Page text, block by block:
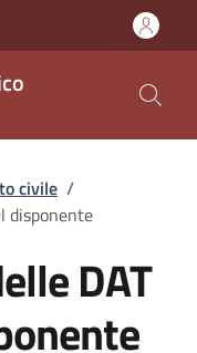
civile /
disponente
DAT